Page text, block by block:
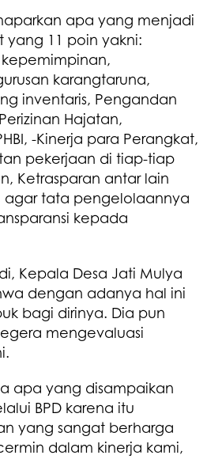
apa yang menjadi
yang 11 poin yakni:
karangtaruna,
inventaris, Pengandan
Hajatan,
-Kinerja para Perangkat,
pekerjaan di tiap-tiap
Ketrasparan antar lain
agar tata pengelolaannya
kepada
Kepala Desa Jati Mulya
dengan adanya hal ini
bagi dirinya. Dia pun
mengevaluasi
apa yang disampaikan
BPD karena itu
yang sangat berharga
dalam kinerja kami,